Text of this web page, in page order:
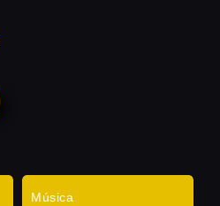
Música